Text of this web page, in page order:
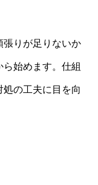
張りが足りないか
始めます。仕組
の工夫に目を向